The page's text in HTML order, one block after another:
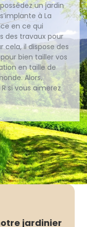
un jardin
à La
en ce qui
des travaux pour
cela, il dispose des
bien tailler vos
en taille de
Alors,
si vous aimerez
jardinier